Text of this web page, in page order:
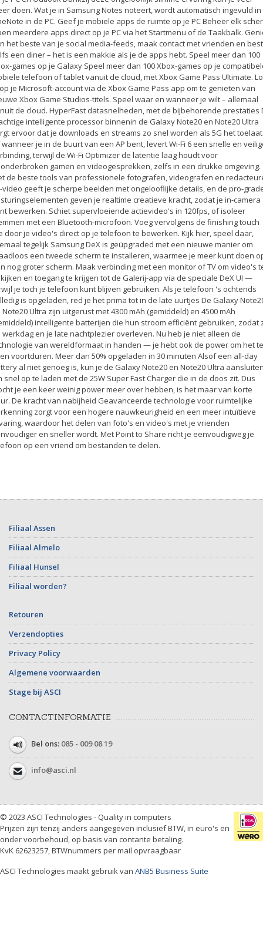
doen. Wat je in Samsung Notes noteert, wordt automatisch ingevuld in
in de PC. Geef je mobiele apps de ruimte op je PC Beheer elk
meerdere apps direct op je PC via het Startmenu of de Taakbalk.
het beste van je social media-feeds, maak contact met vrienden en
een diner – het is een makkie als je de apps hebt. Speel meer dan 100
games op je Galaxy Speel meer dan 100 Xbox-games op je
telefoon of tablet vanuit de cloud, met Xbox Game Pass Ultimate.
je Microsoft-account via de Xbox Game Pass app om te genieten van
Xbox Game Studios-titels. Speel waar en wanneer je wilt – allemaal
de cloud. HyperFast datasnelheden, met de bijbehorende prestaties
intelligente processor binnenin de Galaxy Note20 en Note20 Ultra
ervoor dat je downloads en streams zo snel worden als 5G het
je in de buurt van een AP bent, levert Wi-Fi 6 een snelle en
terwijl de Wi-Fi Optimizer de latentie laag houdt voor
gamen en videogesprekken, zelfs in een drukke omgeving.
de beste tools van professionele fotografen, videografen en
video geeft je scherpe beelden met ongelooflijke details, en de pro-
geven je realtime creatieve kracht, zodat je in-camera
bewerken. Schiet supervloeiende actievideo's in 120fps, of isoleer
met een Bluetooth-microfoon. Voeg vervolgens de finishing touch
door je video's direct op je telefoon te bewerken. Kijk hier, speel daar,
tegelijk Samsung DeX is geüpgraded met een nieuwe manier om
een tweede scherm te installeren, waarmee je meer kunt doen
nog groter scherm. Maak verbinding met een monitor of TV om video's
en toegang te krijgen tot de Galerij-app via de speciale DeX UI —
je toch je telefoon kunt blijven gebruiken. Als je telefoon 's ochtends
is opgeladen, red je het prima tot in de late uurtjes De Galaxy
Note20 Ultra zijn uitgerust met 4300 mAh (gemiddeld) en 4500 mAh
intelligente batterijen die hun stroom efficiënt gebruiken, zodat
werkdag en je late nachtplezier overleven. Nu heb je niet alleen de
van wereldformaat in handen — je hebt ook de power om het te
voortduren. Meer dan 50% opgeladen in 30 minuten Alsof een all-day
al niet genoeg is, kun je de Galaxy Note20 en Note20 Ultra
snel op te laden met de 25W Super Fast Charger die in de doos zit. Dus
je een keer weinig power meer over hebben, is het maar van korte
De kracht van nabijheid Geavanceerde technologie voor ruimtelijke
zorgt voor een hogere nauwkeurigheid en een meer intuïtieve
waardoor het delen van foto's en video's met je vrienden
en sneller wordt. Met Point to Share richt je eenvoudigweg je
op een vriend om bestanden te delen.
Filiaal Assen
Filiaal Almelo
Filiaal Hunsel
Filiaal worden?
Retouren
Verzendopties
Privacy Policy
Algemene voorwaarden
Stage bij ASCI
CONTACTINFORMATIE
Bel ons: 085 - 009 08 19
info@asci.nl
© 2023 ASCI Technologies - Quality in computers
Prijzen zijn tenzij anders aangegeven inclusief BTW, in euro's en
onder voorbehoud, op basis van contante betaling.
KvK 62623257, BTWnummers per mail opvraagbaar
ASCI Technologies maakt gebruik van ANB5 Business Suite